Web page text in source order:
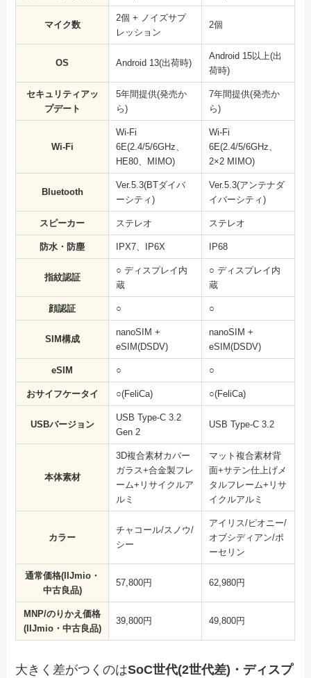
マイク数
2個 + ノイズサプ
レッション
2個
OS Android 13(出荷時)
Android 15以上(出
荷時)
セキュリティアッ
プデート
5年間提供(発売か
ら)
7年間提供(発売か
ら)
Wi-Fi
Wi-Fi
6E(2.4/5/6GHz、
HE80、MIMO)
Wi-Fi
6E(2.4/5/6GHz、
2×2 MIMO)
Bluetooth
Ver.5.3(BTダイバ
ーシティ)
Ver.5.3(アンテナダ
イバーシティ)
スピーカー ステレオ ステレオ
防水・防塵 IPX7、IP6X IP68
指紋認証
○ ディスプレイ内
蔵
○ ディスプレイ内
蔵
顔認証 ○ ○
SIM構成
nanoSIM +
eSIM(DSDV)
nanoSIM +
eSIM(DSDV)
eSIM ○ ○
おサイフケータイ ○(FeliCa) ○(FeliCa)
USBバージョン
USB Type-C 3.2
Gen 2
USB Type-C 3.2
本体素材
3D複合素材カバー
ガラス+合金製フレ
ーム+リサイクルア
ルミ
マット複合素材背
面+サテン仕上げメ
タルフレーム+リサ
イクルアルミ
カラー
チャコール/スノウ/
シー
アイリス/ピオニー/
オブシディアン/ポ
ーセリン
通常価格(IIJmio・
中古良品)
57,800円 62,980円
MNP/のりかえ価格
(IIJmio・中古良品)
39,800円 49,800円
大きく差がつくのはSoC世代(2世代差)・ディスプ